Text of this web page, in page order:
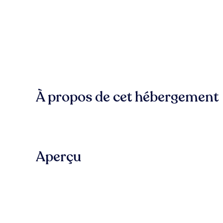
À propos de cet hébergement
Aperçu